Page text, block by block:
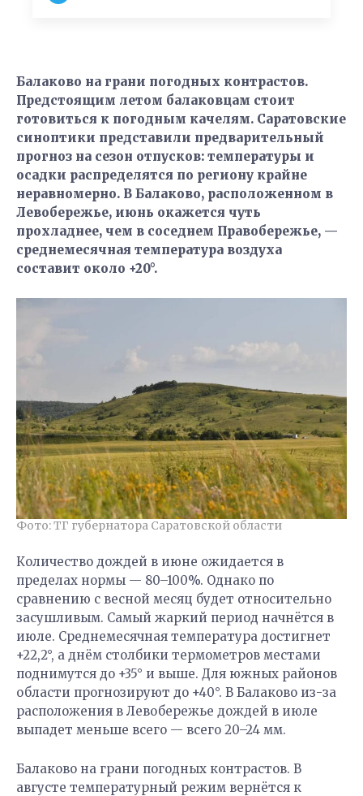
Балаково на грани погодных контрастов.
Предстоящим летом балаковцам стоит
готовиться к погодным качелям. Саратовские
синоптики представили предварительный
прогноз на сезон отпусков: температуры и
осадки распределятся по региону крайне
неравномерно. В Балаково, расположенном в
Левобережье, июнь окажется чуть
прохладнее, чем в соседнем Правобережье, —
среднемесячная температура воздуха
составит около +20°.
Фото: ТГ губернатора Саратовской области
Количество дождей в июне ожидается в
пределах нормы — 80–100%. Однако по
сравнению с весной месяц будет относительно
засушливым. Самый жаркий период начнётся в
июле. Среднемесячная температура достигнет
+22,2°, а днём столбики термометров местами
поднимутся до +35° и выше. Для южных районов
области прогнозируют до +40°. В Балаково из-за
расположения в Левобережье дождей в июле
выпадет меньше всего — всего 20–24 мм.
Балаково на грани погодных контрастов. В
августе температурный режим вернётся к